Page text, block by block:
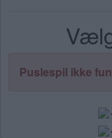
bogstaverne
Puslespil ikke